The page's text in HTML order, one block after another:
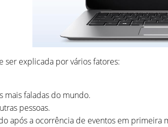
ser explicada por vários fatores:
mais faladas do mundo.
pessoas.
após a ocorrência de eventos em primeira